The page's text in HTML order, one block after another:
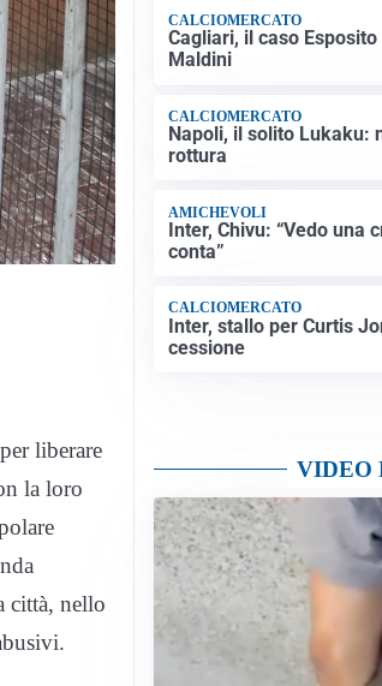
liberare
la loro
città, nello
CALCIOMERCATO
Cagliari, il caso
Maldini
CALCIOMERCATO
Napoli, il solito Lukaku:
rottura
AMICHEVOLI
Inter, Chivu: “Vedo una
conta”
CALCIOMERCATO
Inter, stallo per Curtis
cessione
VIDEO